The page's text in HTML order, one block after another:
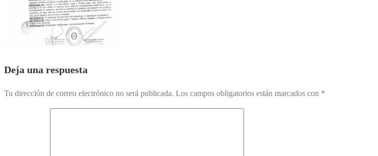
Deja una respuesta
Tu dirección de correo electrónico no será publicada. Los campos obligatorios están marcados con *